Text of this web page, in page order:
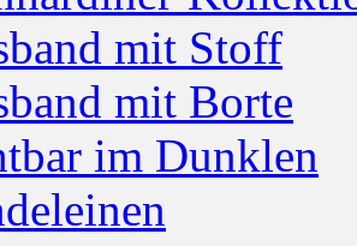
Borte,
Stoff
für